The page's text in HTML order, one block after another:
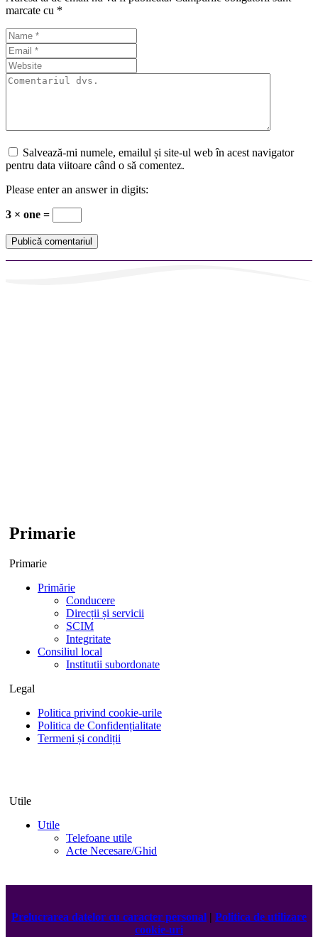
marcate cu *
Salvează-mi numele, emailul și site-ul web în acest navigator
pentru data viitoare când o să comentez.
Please enter an answer in digits:
3 × one =
Primarie
Primarie
Primărie
Conducere
Direcții și servicii
SCIM
Integritate
Consiliul local
Institutii subordonate
Legal
Politica privind cookie-urile
Politica de Confidențialitate
Termeni și condiții
Utile
Utile
Telefoane utile
Acte Necesare/Ghid
Prelucrarea datelor cu caracter personal | Politica de utilizare
cookie-uri